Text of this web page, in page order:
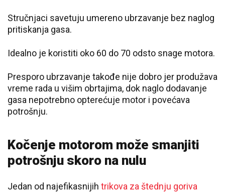
Stručnjaci savetuju umereno ubrzavanje bez naglog
pritiskanja gasa.
Idealno je koristiti oko 60 do 70 odsto snage motora.
Presporo ubrzavanje takođe nije dobro jer produžava
vreme rada u višim obrtajima, dok naglo dodavanje
gasa nepotrebno opterećuje motor i povećava
potrošnju.
Kočenje motorom može smanjiti
potrošnju skoro na nulu
Jedan od najefikasnijih trikova za štednju goriva